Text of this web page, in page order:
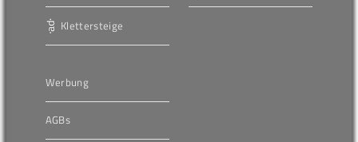
Klettersteige
Werbung
AGBs